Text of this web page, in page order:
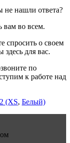
не нашли ответа?
вам во всем.
спросить о своем
здесь для вас.
по
к работе над
(XS, Белый)